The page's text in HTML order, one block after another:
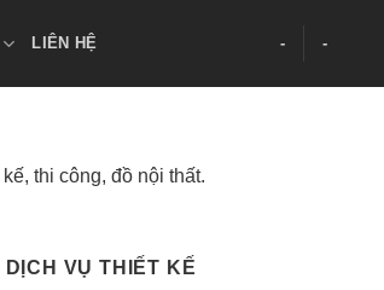
LIÊN HỆ - -
thi công, đồ nội thất.
DỊCH VỤ THIẾT KẾ